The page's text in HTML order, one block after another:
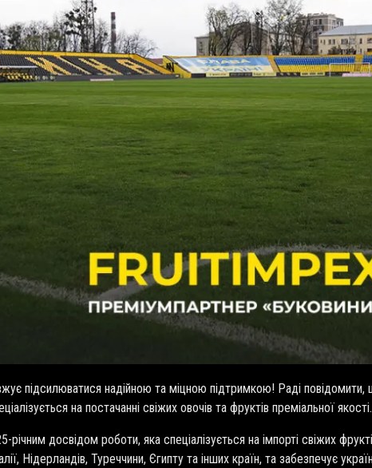
підсилюватися надійною та міцною підтримкою! Раді
на постачанні свіжих овочів та фруктів преміальної якості.
досвідом роботи, яка спеціалізується на імпорті свіжих
Нідерландів, Туреччини, Єгипту та інших країн, та забезпечує